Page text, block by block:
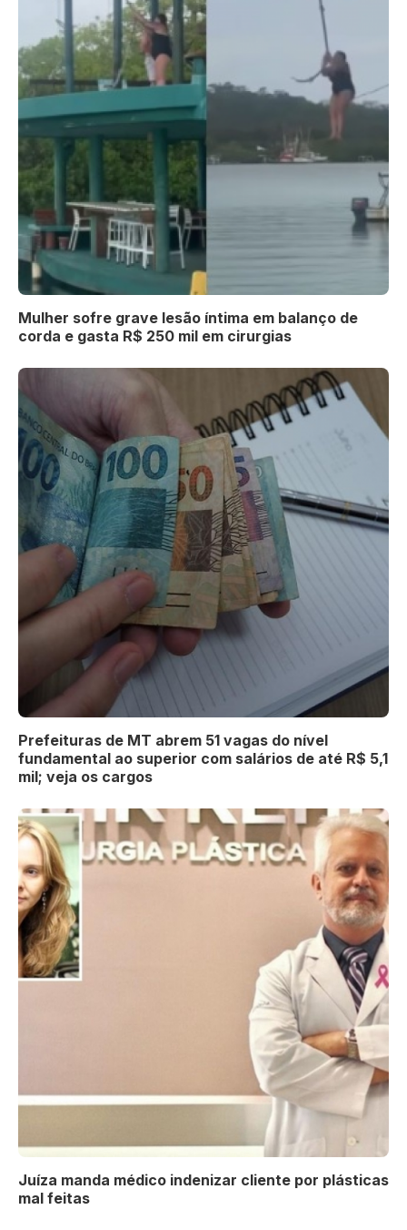
Mulher sofre grave lesão íntima em balanço de
corda e gasta R$ 250 mil em cirurgias
Prefeituras de MT abrem 51 vagas do nível
fundamental ao superior com salários de até R$ 5,1
mil; veja os cargos
Juíza manda médico indenizar cliente por plásticas
mal feitas